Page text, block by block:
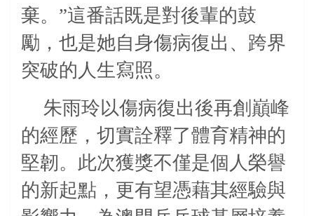
棄。”這番話既是對後輩的鼓
勵，也是她自身傷病復出、跨界
突破的人生寫照。
朱雨玲以傷病復出後再創巔峰
的經歷，切實詮釋了體育精神的
堅韌。此次獲獎不僅是個人榮譽
的新起點，更有望憑藉其經驗與